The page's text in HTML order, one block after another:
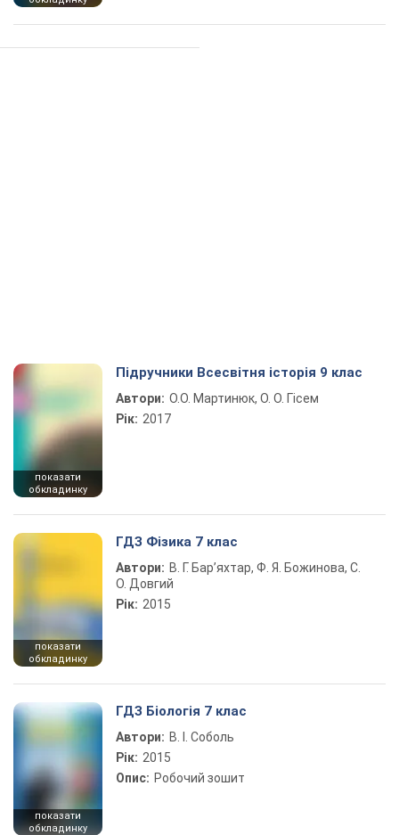
показати
обкладинку
Підручники Всесвітня історія 9 клас
Автори: О.О. Мартинюк, О. О. Гісем
Рік: 2017
показати
обкладинку
ГДЗ Фізика 7 клас
Автори: В. Г. Бар’яхтар, Ф. Я. Божинова, С.
О. Довгий
Рік: 2015
показати
обкладинку
ГДЗ Біологія 7 клас
Автори: В. І. Соболь
Рік: 2015
Опис: Робочий зошит